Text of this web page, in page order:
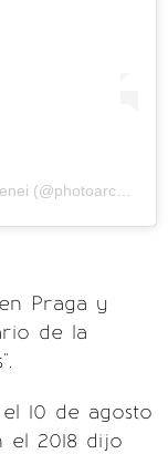
(@photoarchcom) el
Praga y
de la
10 de agosto
el 2018 dijo